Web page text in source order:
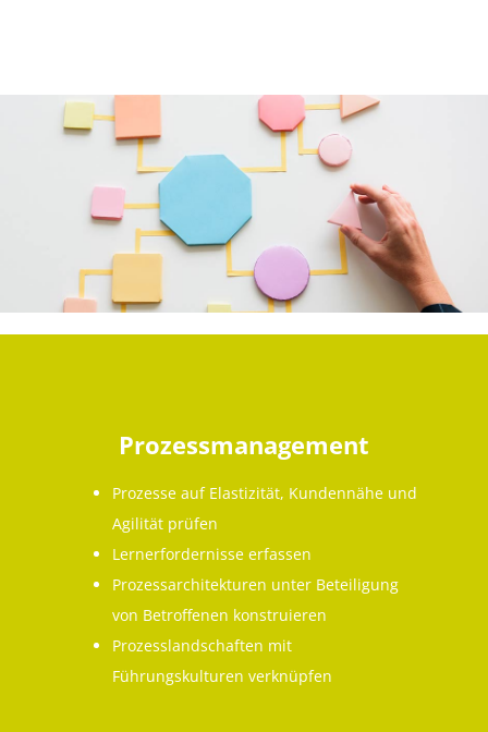
Prozessmanagement
Prozesse auf Elastizität, Kundennähe und
Agilität prüfen
Lernerfordernisse erfassen
Prozessarchitekturen unter Beteiligung
von Betroffenen konstruieren
Prozesslandschaften mit
Führungskulturen verknüpfen